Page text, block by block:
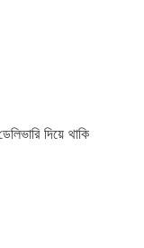
দিয়ে থাকি